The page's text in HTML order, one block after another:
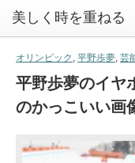
美しく時を重ねる
オリンピック , 平野歩夢, 芸
平野歩夢のイヤ
のかっこいい画